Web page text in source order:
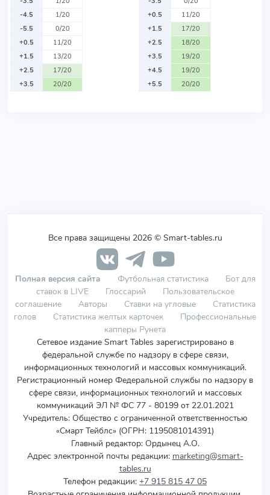
-4.5
1/20
-5.5
0/20
+0.5
11/20
+1.5
13/20
+2.5
17/20
+3.5
20/20
+0.5
11/20
+1.5
17/20
+2.5
18/20
+3.5
19/20
+4.5
19/20
+5.5
20/20
Все права защищены 2026 © Smart-tables.ru
Полная версия сайта Футбольная статистика
Бот для
ставок в LIVE
Глоссарий
Пользовательское
соглашение
Авторы Ставки на угловые
Статистика
голов
Статистика желтых карточек
Профессиональные
капперы Рунета
Сетевое издание Smart Tables зарегистрировано в
федеральной службе по надзору в сфере связи,
информационных технологий и массовых коммуникаций.
Регистрационный номер Федеральной службы по надзору в
сфере связи, информационных технологий и массовых
коммуникаций ЭЛ № ФС 77 - 80199 от 22.01.2021
Учредитель: Общество с ограниченной ответственностью
«Смарт Тейблс» (ОГРН: 1195081014391)
Главный редактор: Ордынец А.О.
Адрес электронной почты редакции: marketing@smart-
tables.ru
Телефон редакции: +7 915 815 47 05